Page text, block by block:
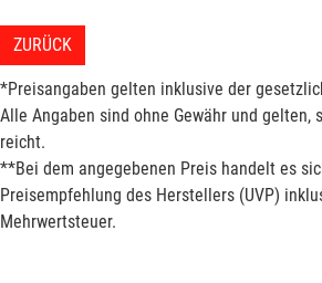
ZURÜCK
*Preisangaben gelten inklusive der
Alle Angaben sind ohne Gewähr und gelten,
reicht.
**Bei dem angegebenen Preis handelt es
Preisempfehlung des Herstellers (UVP)
Mehrwertsteuer.